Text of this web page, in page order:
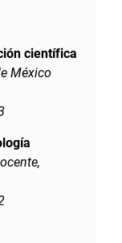
científica
México